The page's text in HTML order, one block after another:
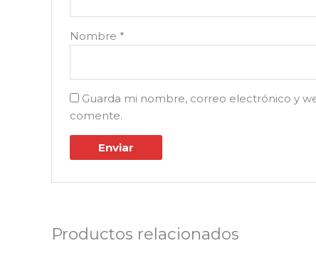
Nombre *
Guarda mi nombre, correo electrónico y
comente.
Productos relacionados